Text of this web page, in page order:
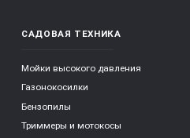
САДОВАЯ ТЕХНИКА
Мойки высокого давления
Газонокосилки
Бензопилы
Триммеры и мотокосы